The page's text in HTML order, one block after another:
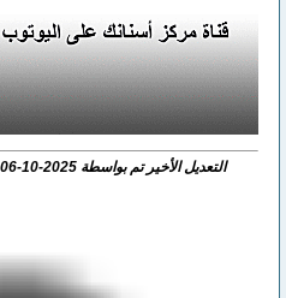
التعديل الأخير تم بواسطة asnanaka ; 06-10-2025 الساعة